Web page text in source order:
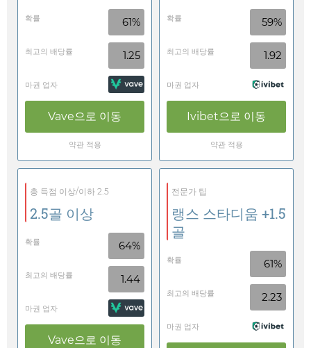
확률 61%
최고의 배당률 1.25
마권 업자
Vave으로 이동
약관 적용
확률 59%
최고의 배당률 1.92
마권 업자
Ivibet으로 이동
약관 적용
총 득점 이상/이하 2.5
2.5골 이상
확률 64%
최고의 배당률 1.44
마권 업자
Vave으로 이동
전문가 팁
랭스 스타디움 +1.5
골
확률 61%
최고의 배당률 2.23
마권 업자